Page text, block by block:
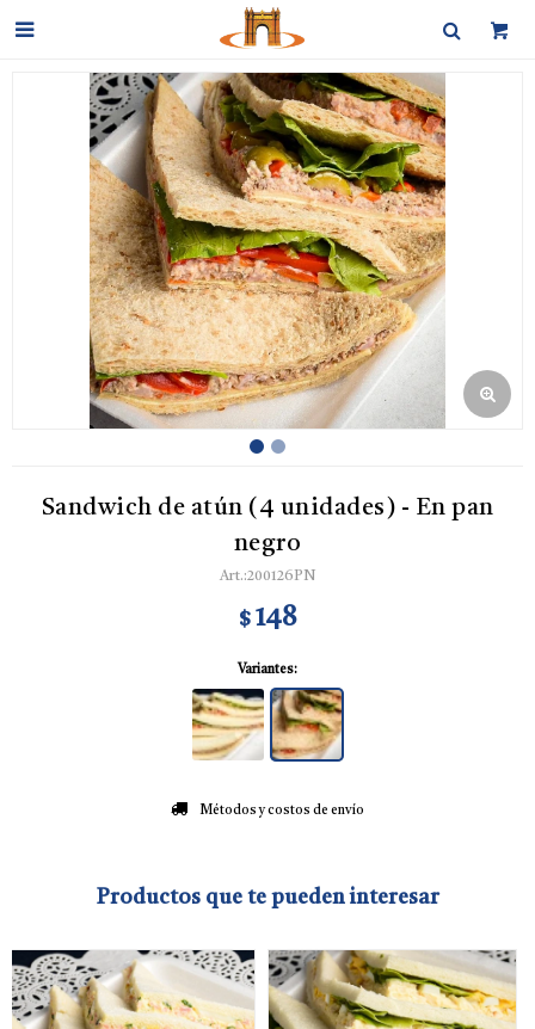

Sandwich de atún (4 unidades) - En pan
negro
200126PN
$ 148
Variantes:
Métodos y costos de envío
Productos que te pueden interesar